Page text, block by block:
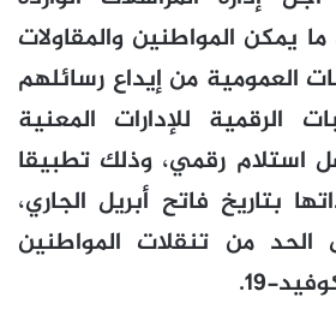
ما يمكن المواطنين والمقاولات
العمومية من إيداع رسائلهم
الرقمية للإدارات المعنية
استلام رقمي، وذلك تطبيقا
بتاريخ فاتح أبريل الجاري،
من تنقلات المواطنين
19.